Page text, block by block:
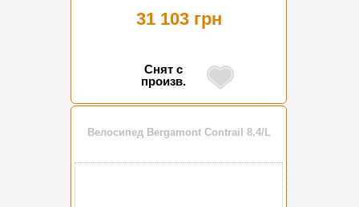
31 103 грн
Снят с
произв.
Велосипед Bergamont Contrail 8.4/L